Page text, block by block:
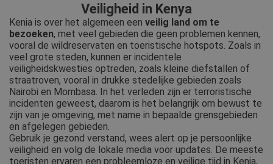
Veiligheid in Kenya
Kenia is over het algemeen een veilig land om te
bezoeken, met veel gebieden die geen problemen kennen,
vooral de wildreservaten en toeristische hotspots. Zoals in
veel grote steden, kunnen er incidentele
veiligheidskwesties optreden, zoals kleine diefstallen of
straatroven, vooral in drukke stedelijke gebieden zoals
Nairobi en Mombasa. In het verleden zijn er terroristische
incidenten geweest, daarom is het belangrijk om bewust te
zijn van je omgeving, met name in bepaalde grensgebieden
en afgelegen gebieden.
Gebruik je gezond verstand, wees alert op je persoonlijke
veiligheid en volg de lokale media voor updates. De meeste
toeristen ervaren een probleemloze en veilige tijd in Kenia,